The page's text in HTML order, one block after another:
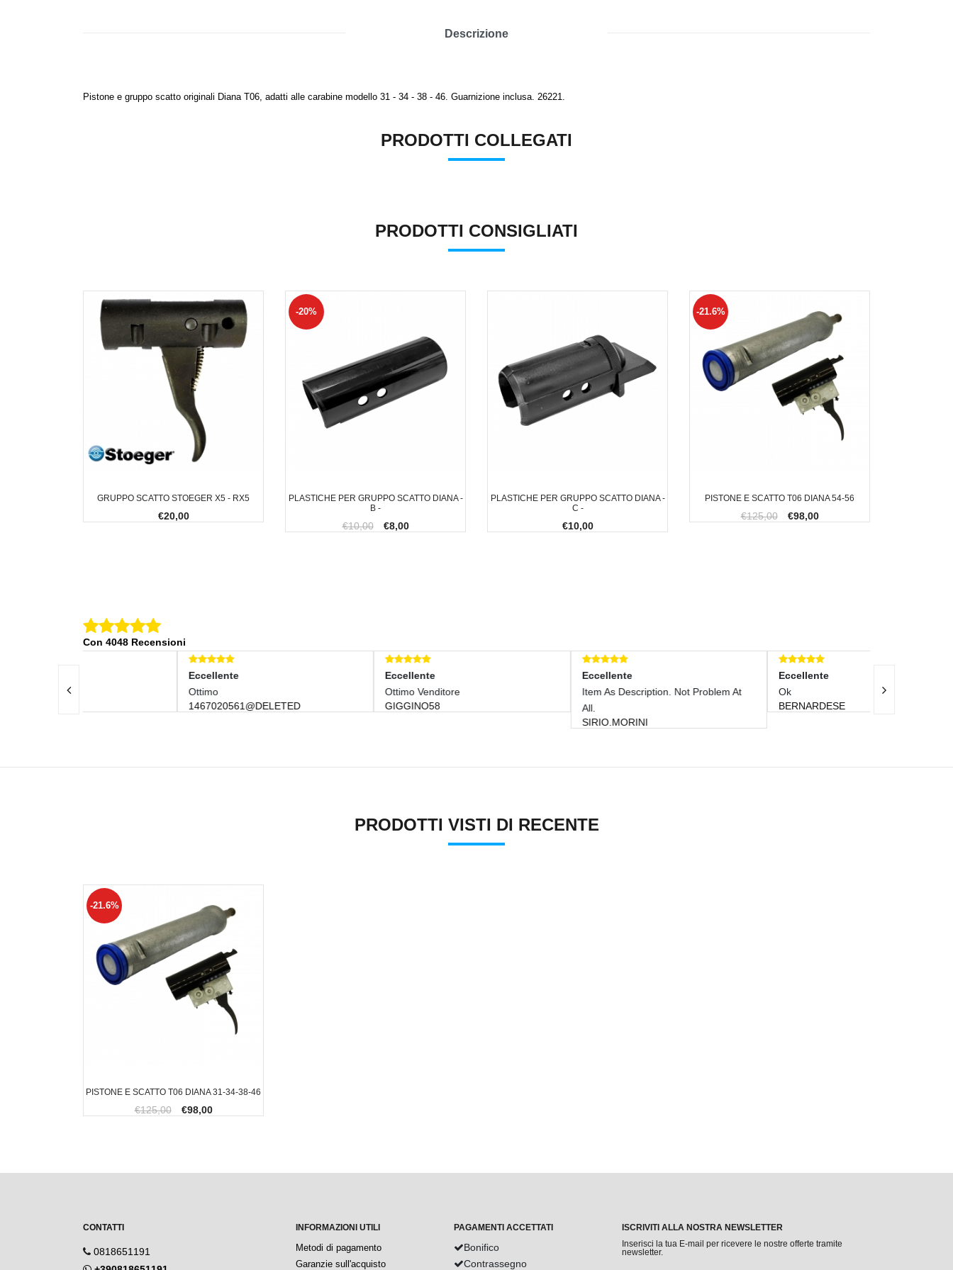
Descrizione
Pistone e gruppo scatto originali Diana T06, adatti alle carabine modello 31 - 34 - 38 - 46. Guarnizione inclusa. 26221.
PRODOTTI COLLEGATI
PRODOTTI CONSIGLIATI
GRUPPO SCATTO STOEGER X5 - RX5
€20,00
PLASTICHE PER GRUPPO SCATTO DIANA -
B -
-20%
€10,00 €8,00
PLASTICHE PER GRUPPO SCATTO DIANA -
C -
€10,00
PISTONE E SCATTO T06 DIANA 54-56
-21.6%
€125,00 €98,00
Con 4048 Recensioni
1467020561@DELETED
GIGGINO58
Item As Description. Not Problem At
Ok
Venditore
PRODOTTI VISTI DI RECENTE
PISTONE E SCATTO T06 DIANA 31-34-38-46
-21.6%
€125,00 €98,00
CONTATTI
0818651191
INFORMAZIONI UTILI
Metodi di pagamento
Garanzie sull'acquisto
PAGAMENTI ACCETTATI
Bonifico
Contrassegno
ISCRIVITI ALLA NOSTRA NEWSLETTER
Inserisci la tua E-mail per ricevere le nostre offerte tramite
newsletter.